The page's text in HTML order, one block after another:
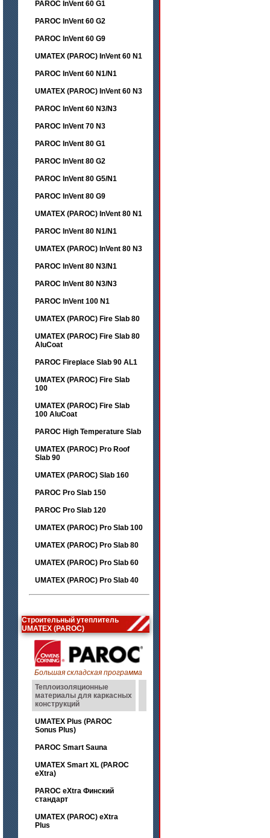
PAROC InVent 60 G1
PAROC InVent 60 G2
PAROC InVent 60 G9
UMATEX (PAROC) InVent 60 N1
PAROC InVent 60 N1/N1
UMATEX (PAROC) InVent 60 N3
PAROC InVent 60 N3/N3
PAROC InVent 70 N3
PAROC InVent 80 G1
PAROC InVent 80 G2
PAROC InVent 80 G5/N1
PAROC InVent 80 G9
UMATEX (PAROC) InVent 80 N1
PAROC InVent 80 N1/N1
UMATEX (PAROC) InVent 80 N3
PAROC InVent 80 N3/N1
PAROC InVent 80 N3/N3
PAROC InVent 100 N1
UMATEX (PAROC) Fire Slab 80
UMATEX (PAROC) Fire Slab 80
AluCoat
PAROC Fireplace Slab 90 AL1
UMATEX (PAROC) Fire Slab
100
UMATEX (PAROC) Fire Slab
100 AluCoat
PAROC High Temperature Slab
UMATEX (PAROC) Pro Roof
Slab 90
UMATEX (PAROC) Slab 160
PAROC Pro Slab 150
PAROC Pro Slab 120
UMATEX (PAROC) Pro Slab 100
UMATEX (PAROC) Pro Slab 80
UMATEX (PAROC) Pro Slab 60
UMATEX (PAROC) Pro Slab 40
Строительный утеплитель
UMATEX (PAROC)
Большая складская программа
Теплоизоляционные
материалы для каркасных
конструкций
UMATEX Plus (PAROC
Sonus Plus)
PAROC Smart Sauna
UMATEX Smart XL (PAROC
eXtra)
PAROC eXtra Финский
стандарт
UMATEX (PAROC) eXtra
Plus